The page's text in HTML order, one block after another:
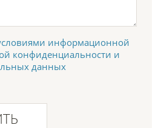
информационной
конфиденциальности и
данных